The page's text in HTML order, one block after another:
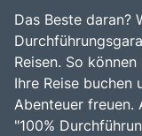
Das Beste daran?
Reisen. So
Ihre Reise buchen
Abenteuer freuen.
"100%